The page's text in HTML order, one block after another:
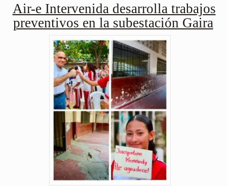
Air-e Intervenida desarrolla trabajos
preventivos en la subestación Gaira